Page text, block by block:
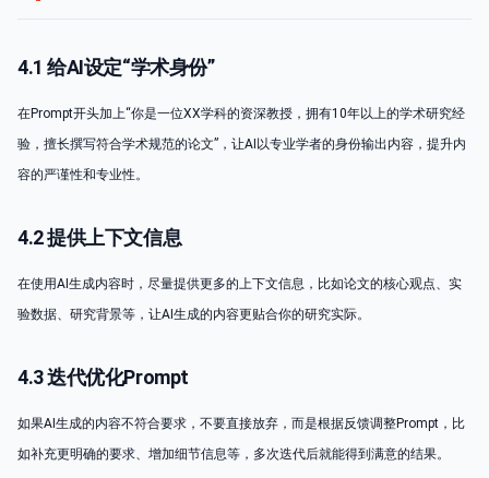
4.1 给AI设定“学术身份”
在Prompt开头加上“你是一位XX学科的资深教授，拥有10年以上的学术研究经
验，擅长撰写符合学术规范的论文”，让AI以专业学者的身份输出内容，提升内
容的严谨性和专业性。
4.2 提供上下文信息
在使用AI生成内容时，尽量提供更多的上下文信息，比如论文的核心观点、实
验数据、研究背景等，让AI生成的内容更贴合你的研究实际。
4.3 迭代优化Prompt
如果AI生成的内容不符合要求，不要直接放弃，而是根据反馈调整Prompt，比
如补充更明确的要求、增加细节信息等，多次迭代后就能得到满意的结果。